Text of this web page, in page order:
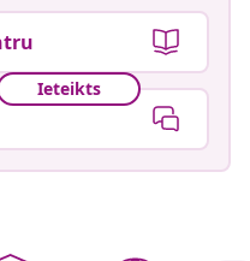
Ieteikts